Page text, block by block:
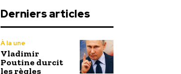
Derniers articles
À la une
Vladimir
Poutine durcit
les règles